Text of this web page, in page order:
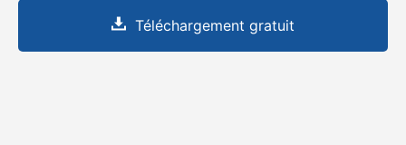
Téléchargement gratuit